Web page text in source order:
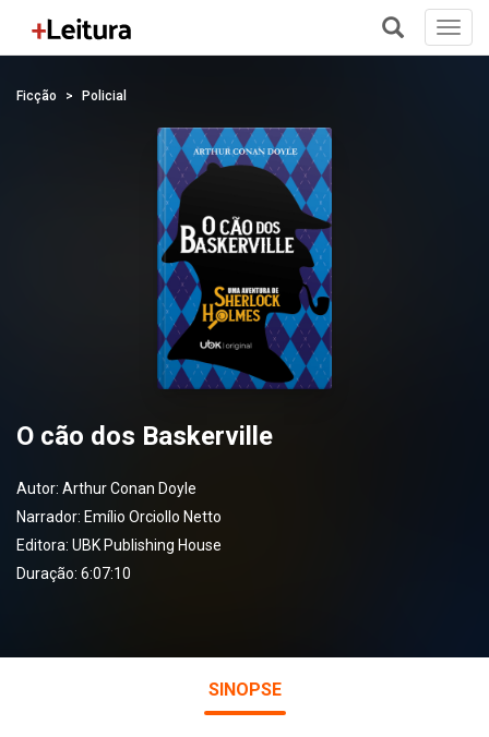
Ficção Policial
O cão dos Baskerville
Autor: Arthur Conan Doyle
Narrador: Emílio Orciollo Netto
Editora: UBK Publishing House
Duração: 6:07:10
SINOPSE